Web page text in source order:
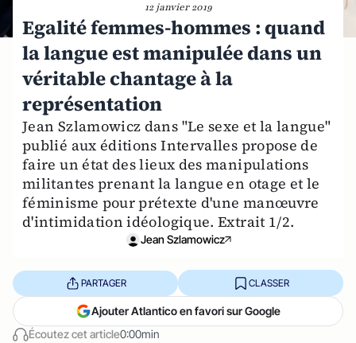
12 janvier 2019
Egalité femmes-hommes : quand
la langue est manipulée dans un
véritable chantage à la
représentation
Jean Szlamowicz dans "Le sexe et la langue"
publié aux éditions Intervalles propose de
faire un état des lieux des manipulations
militantes prenant la langue en otage et le
féminisme pour prétexte d'une manœuvre
d'intimidation idéologique. Extrait 1/2.
Jean Szlamowicz
Écoutez cet article0:00min
PARTAGER CLASSER
Ajouter Atlantico en favori sur Google